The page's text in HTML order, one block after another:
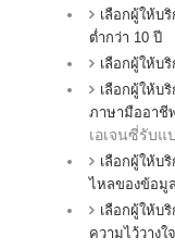
เลือกผู้ให้บ
ต่ำกว่า 10 ปี
เลือกผู้ให้บ
เลือกผู้ให้บ
ภาษามืออาชี
เอเจนซี่รับแ
เลือกผู้ให้บ
ไหลของข้อมู
เลือกผู้ให้บ
ความไว้วาง